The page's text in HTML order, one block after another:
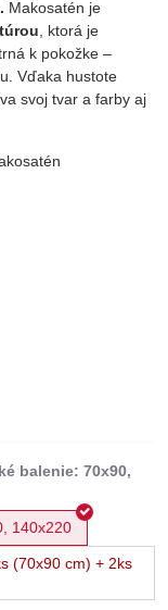
Makosatén je
, ktorá je
k pokožke –
Vďaka hustote
svoj tvar a farby aj
140x220
(70x90 cm) + 2ks